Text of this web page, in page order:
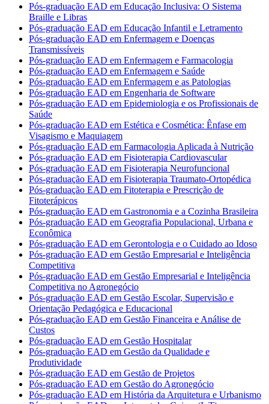
Pós-graduação EAD em Educação Inclusiva: O Sistema
Braille e Libras
Pós-graduação EAD em Educação Infantil e Letramento
Pós-graduação EAD em Enfermagem e Doenças
Transmissíveis
Pós-graduação EAD em Enfermagem e Farmacologia
Pós-graduação EAD em Enfermagem e Saúde
Pós-graduação EAD em Enfermagem e as Patologias
Pós-graduação EAD em Engenharia de Software
Pós-graduação EAD em Epidemiologia e os Profissionais de
Saúde
Pós-graduação EAD em Estética e Cosmética: Ênfase em
Visagismo e Maquiagem
Pós-graduação EAD em Farmacologia Aplicada à Nutrição
Pós-graduação EAD em Fisioterapia Cardiovascular
Pós-graduação EAD em Fisioterapia Neurofuncional
Pós-graduação EAD em Fisioterapia Traumato-Ortopédica
Pós-graduação EAD em Fitoterapia e Prescrição de
Fitoterápicos
Pós-graduação EAD em Gastronomia e a Cozinha Brasileira
Pós-graduação EAD em Geografia Populacional, Urbana e
Econômica
Pós-graduação EAD em Gerontologia e o Cuidado ao Idoso
Pós-graduação EAD em Gestão Empresarial e Inteligência
Competitiva
Pós-graduação EAD em Gestão Empresarial e Inteligência
Competitiva no Agronegócio
Pós-graduação EAD em Gestão Escolar, Supervisão e
Orientação Pedagógica e Educacional
Pós-graduação EAD em Gestão Financeira e Análise de
Custos
Pós-graduação EAD em Gestão Hospitalar
Pós-graduação EAD em Gestão da Qualidade e
Produtividade
Pós-graduação EAD em Gestão de Projetos
Pós-graduação EAD em Gestão do Agronegócio
Pós-graduação EAD em História da Arquitetura e Urbanismo